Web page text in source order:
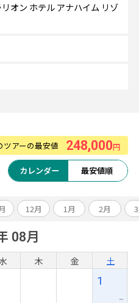
オン ホテル アナハイム リゾ
ツアーの最安値 248,000円
カレンダー 最安値順
12月 1月 2月
08月
木 金 土
1
ー